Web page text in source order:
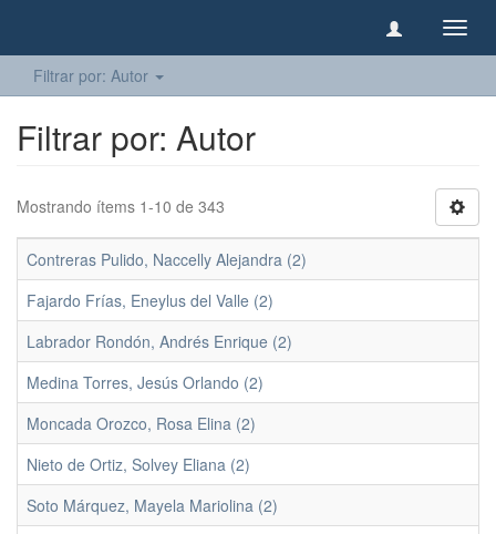
Filtrar por: Autor
Filtrar por: Autor
Mostrando ítems 1-10 de 343
Contreras Pulido, Naccelly Alejandra (2)
Fajardo Frías, Eneylus del Valle (2)
Labrador Rondón, Andrés Enrique (2)
Medina Torres, Jesús Orlando (2)
Moncada Orozco, Rosa Elina (2)
Nieto de Ortiz, Solvey Eliana (2)
Soto Márquez, Mayela Mariolina (2)